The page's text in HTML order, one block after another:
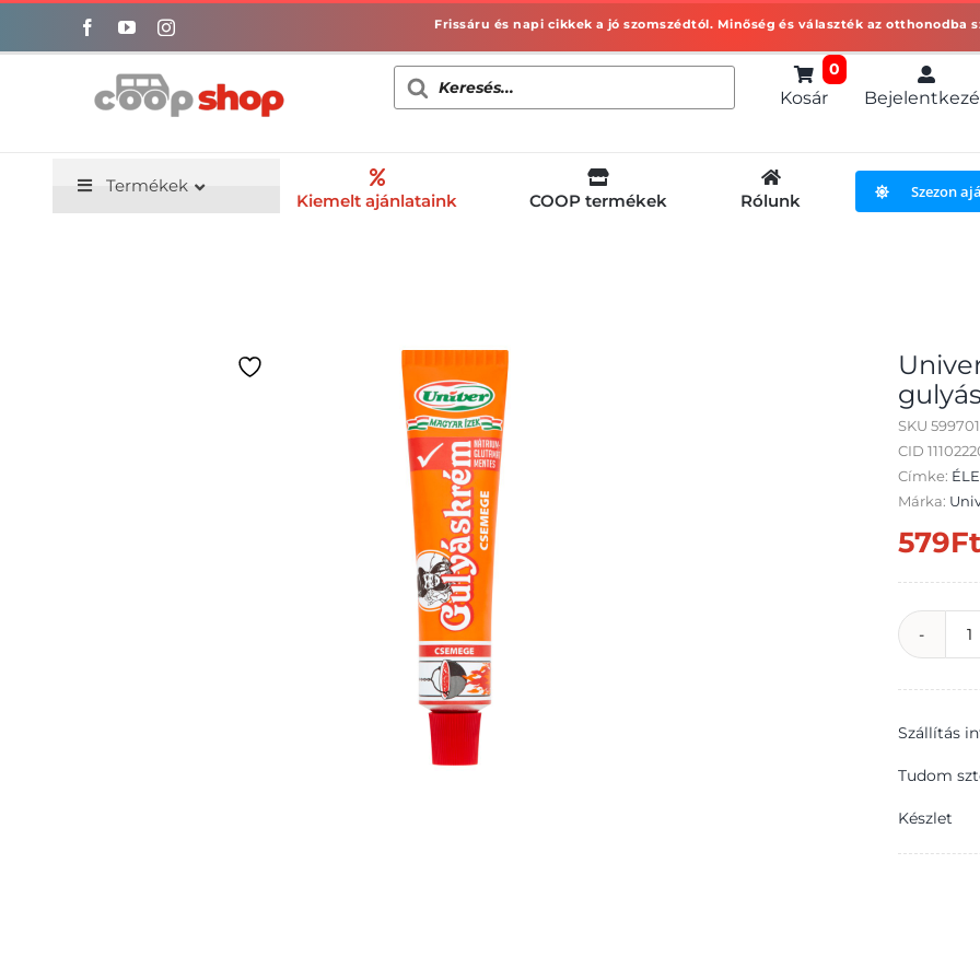
Products
search
Kosár
0
Termékek
Kiemelt ajánlataink COOP termékek Rólunk Szezon
SKU
CID
Címke:
Márka:
579Ft
Szállítás
Tudom
Készlet